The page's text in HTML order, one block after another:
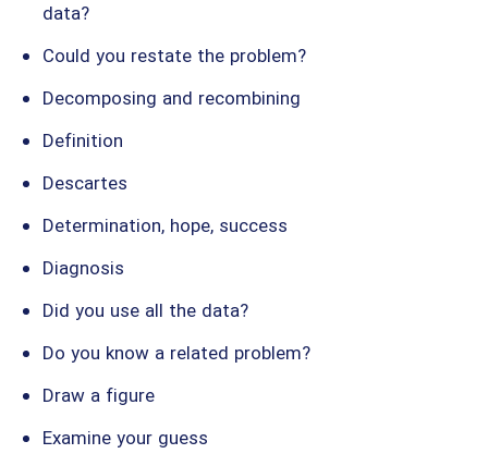
data?
Could you restate the problem?
Decomposing and recombining
Definition
Descartes
Determination, hope, success
Diagnosis
Did you use all the data?
Do you know a related problem?
Draw a figure
Examine your guess